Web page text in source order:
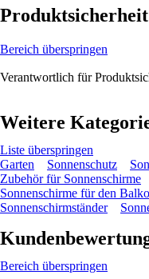
Produktsicherheit
Bereich überspringen
Verantwortlich für
Weitere
Liste überspringen
Garten
Sonnenschutz
Zubehör für Sonnenschirme
Sonnenschirme für den
Sonnenschirmständer
Bereich überspringen